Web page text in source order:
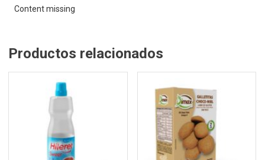
Content missing
Productos relacionados